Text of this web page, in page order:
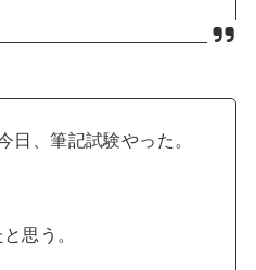
日、筆記試験やった。
思う。